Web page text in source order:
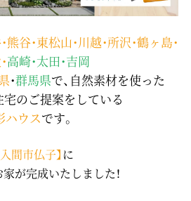
熊谷・東松山・川越・所沢・鶴ヶ島・
高崎・太田・吉岡
・群馬県で、自然素材を使った
のご提案をしている
ハウスです。
入間市仏子】 に
が完成いたしました！